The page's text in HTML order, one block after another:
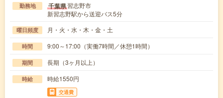
勤務地 千葉県習志野市
新習志野駅から送迎バス5分
曜日頻度 月・火・水・木・金・土
時間 9:00～17:00（実働7時間／休憩1時間）
期間 長期（3ヶ月以上）
時給 時給1550円
交通費